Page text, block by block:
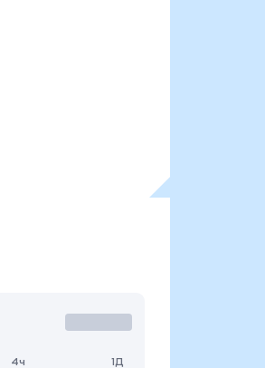
4ч 1Д